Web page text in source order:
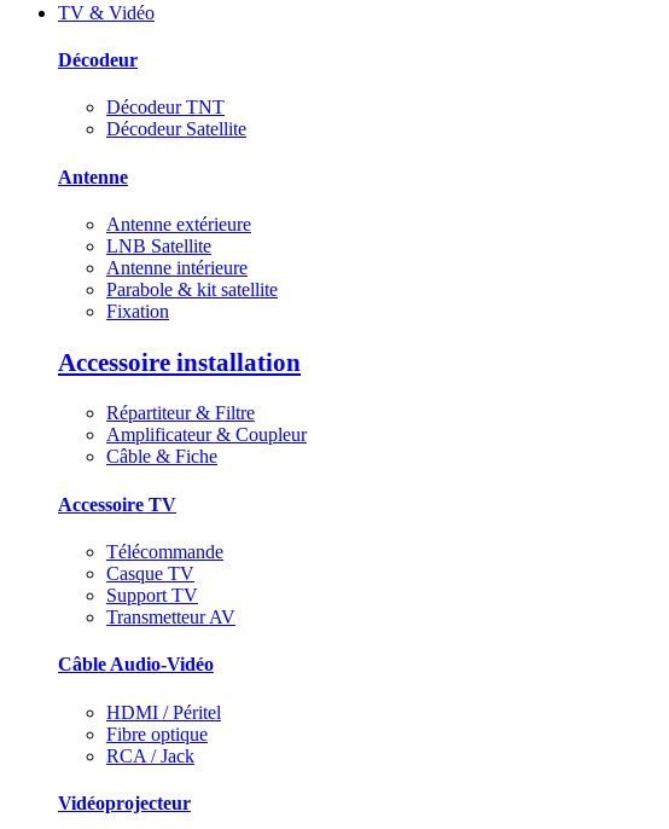
TV & Vidéo
Décodeur
Décodeur TNT
Décodeur Satellite
Antenne
Antenne extérieure
LNB Satellite
Antenne intérieure
Parabole & kit satellite
Fixation
Accessoire installation
Répartiteur & Filtre
Amplificateur & Coupleur
Câble & Fiche
Accessoire TV
Télécommande
Casque TV
Support TV
Transmetteur AV
Câble Audio-Vidéo
HDMI / Péritel
Fibre optique
RCA / Jack
Vidéoprojecteur